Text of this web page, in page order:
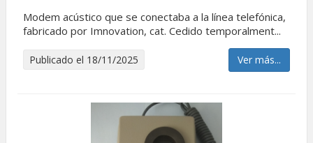
Modem acústico que se conectaba a la línea telefónica,
fabricado por Imnovation, cat. Cedido temporalment...
Publicado el 18/11/2025 Ver más...